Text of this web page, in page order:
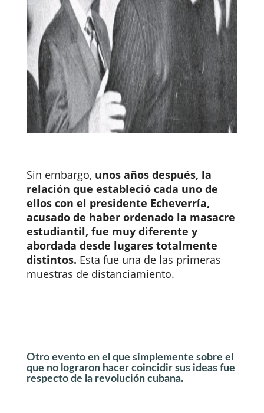
Sin embargo, unos años después, la
relación que estableció cada uno de
ellos con el presidente Echeverría,
acusado de haber ordenado la masacre
estudiantil, fue muy diferente y
abordada desde lugares totalmente
distintos. Esta fue una de las primeras
muestras de distanciamiento.
Otro evento en el que simplemente sobre el
que no lograron hacer coincidir sus ideas fue
respecto de la revolución cubana.